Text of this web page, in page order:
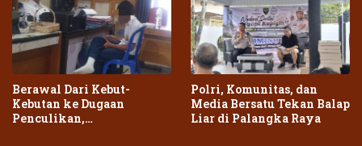
Berawal Dari Kebut-
Kebutan ke Dugaan
Penculikan,
Polri, Komunitas, dan
Media Bersatu Tekan Balap
Liar di Palangka Raya